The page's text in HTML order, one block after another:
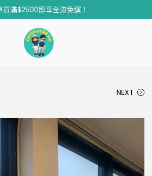
買滿$2500即享全港免運！
NEXT